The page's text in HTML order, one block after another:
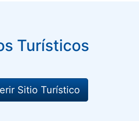
Turísticos
Sitio Turístico